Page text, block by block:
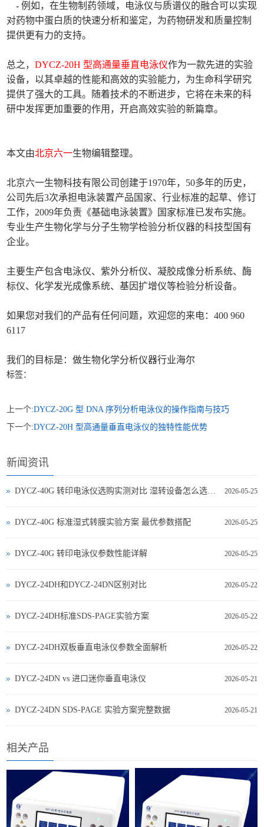
- 例如，在生物制药领域，电泳仪与质谱仪的融合可以实现
对药物中蛋白质的快速分析和鉴定，为药物研发和质量控制
提供更有力的支持。
总之，DYCZ-20H 型高通量垂直电泳仪作为一款先进的实验
设备，以其卓越的性能和高效的实验能力，为生命科学研究
提供了强大的工具。随着技术的不断进步，它将在未来的科
研中发挥更加重要的作用，开启高效实验的新篇章。
本文由北京六一生物编辑整理。
北京六一生物科技有限公司创建于1970年，50多年的历史，
公司先后3次承担电泳装置产品国家、行业标准的起草、修订
工作，2009年负责《基础电泳装置》国家标准已发布实施。
专业生产生物化学与分子生物学检验分析仪器的科技型国有
企业。
主要生产包含电泳仪、紫外分析仪、凝胶成像分析系统、酶
标仪、化学发光成像系统、基因扩增仪等检验分析设备。
如果您对我们的产品有任何问题，欢迎您的来电：400 960
6117
我们的目标是：做生物化学分析仪器行业海尔
标签：
上一个:DYCZ-20G 型 DNA 序列分析电泳仪的操作指南与技巧
下一个:DYCZ-20H 型高通量垂直电泳仪的独特性能优势
新闻资讯
2026-05-25
DYCZ-40G 转印电泳仪选购实测对比 湿转设备怎么选不踩坑
2026-05-25
DYCZ-40G 标准湿式转膜实验方案 最优参数搭配
2026-05-25
DYCZ-40G 转印电泳仪参数性能详解
2026-05-22
DYCZ-24DH和DYCZ-24DN区别对比
2026-05-22
DYCZ-24DH标准SDS-PAGE实验方案
2026-05-22
DYCZ-24DH双板垂直电泳仪参数全面解析
2026-05-21
DYCZ‑24DN vs 进口迷你垂直电泳仪
2026-05-21
DYCZ‑24DN SDS‑PAGE 实验方案完整数据
相关产品